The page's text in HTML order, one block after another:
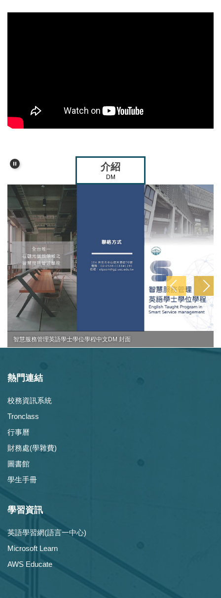
介紹
DM
智慧服務管理英語學士學位學程中文DM 封面
熱門連結
校務資訊系統
Tronclass
行事曆
財務處(學雜費)
圖書館
學生手冊
學習資訊
英語學習網(語言一中心)
Microsoft Learn
AWS Educate